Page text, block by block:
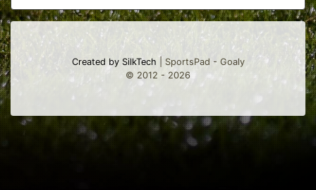
Created by SilkTech | SportsPad - Goaly
© 2012 - 2026